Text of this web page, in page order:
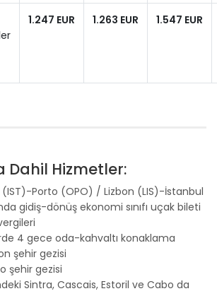
1.247 EUR 1.263 EUR 1.547 EUR
Dahil Hizmetler:
(IST)-Porto (OPO) / Lizbon (LIS)-İstanbul
gidiş-dönüş ekonomi sınıfı uçak bileti
4 gece oda-kahvaltı konaklama
şehir gezisi
şehir gezisi
Sintra, Cascais, Estoril ve Cabo da